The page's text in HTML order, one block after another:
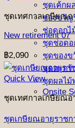
ชุดเค้กผ
ของขวั
ช่อดอกไ
ชุดช่อดอ
ชุดของข
ชุดตะกร้
ชุดผลไม้
Onsite
ชุดเทศกาลเกษียณอ
New retirement 07
฿2,090
Quick View
ชุดเทศกาลเกษียณอ
ชุดเกษียณอายุราชก